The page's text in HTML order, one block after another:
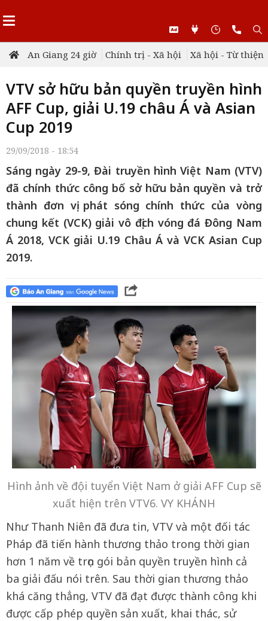
An Giang 24 giờ Chính trị - Xã hội Xã hội - Từ thiện
VTV sở hữu bản quyền truyền hình
AFF Cup, giải U.19 châu Á và Asian
Cup 2019
29/09/2018 - 18:54
Sáng ngày 29-9, Đài truyền hình Việt Nam (VTV)
đã chính thức công bố sở hữu bản quyền và trở
thành đơn vị phát sóng chính thức của vòng
chung kết (VCK) giải vô địch vóng đá Đông Nam
Á 2018, VCK giải U.19 Châu Á và VCK Asian Cup
2019.
Hình ảnh về đội tuyển Việt Nam ở giải AFF Cup sẽ
xuất hiện trên VTV6. VY KHÁNH
Như Thanh Niên đã đưa tin, VTV và một đối tác
Pháp đã tiến hành thương thảo trong thời gian
hơn 1 năm về trọn gói bản quyền truyền hình cả
ba giải đấu nói trên. Sau thời gian thương thảo
khá căng thẳng, VTV đã đạt được thành công khi
được cấp phép quyền sản xuất, khai thác, sử